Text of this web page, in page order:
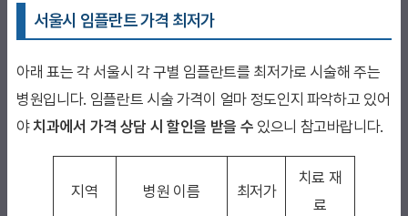
서울시 임플란트 가격 최저가
아래 표는 각 서울시 각 구별 임플란트를 최저가로 시술해 주는
병원입니다. 임플란트 시술 가격이 얼마 정도인지 파악하고 있어
야치과에서 가격 상담 시 할인을 받을 수 있으니 참고바랍니다.
지역 병원 이름 최저가
치료 재
료